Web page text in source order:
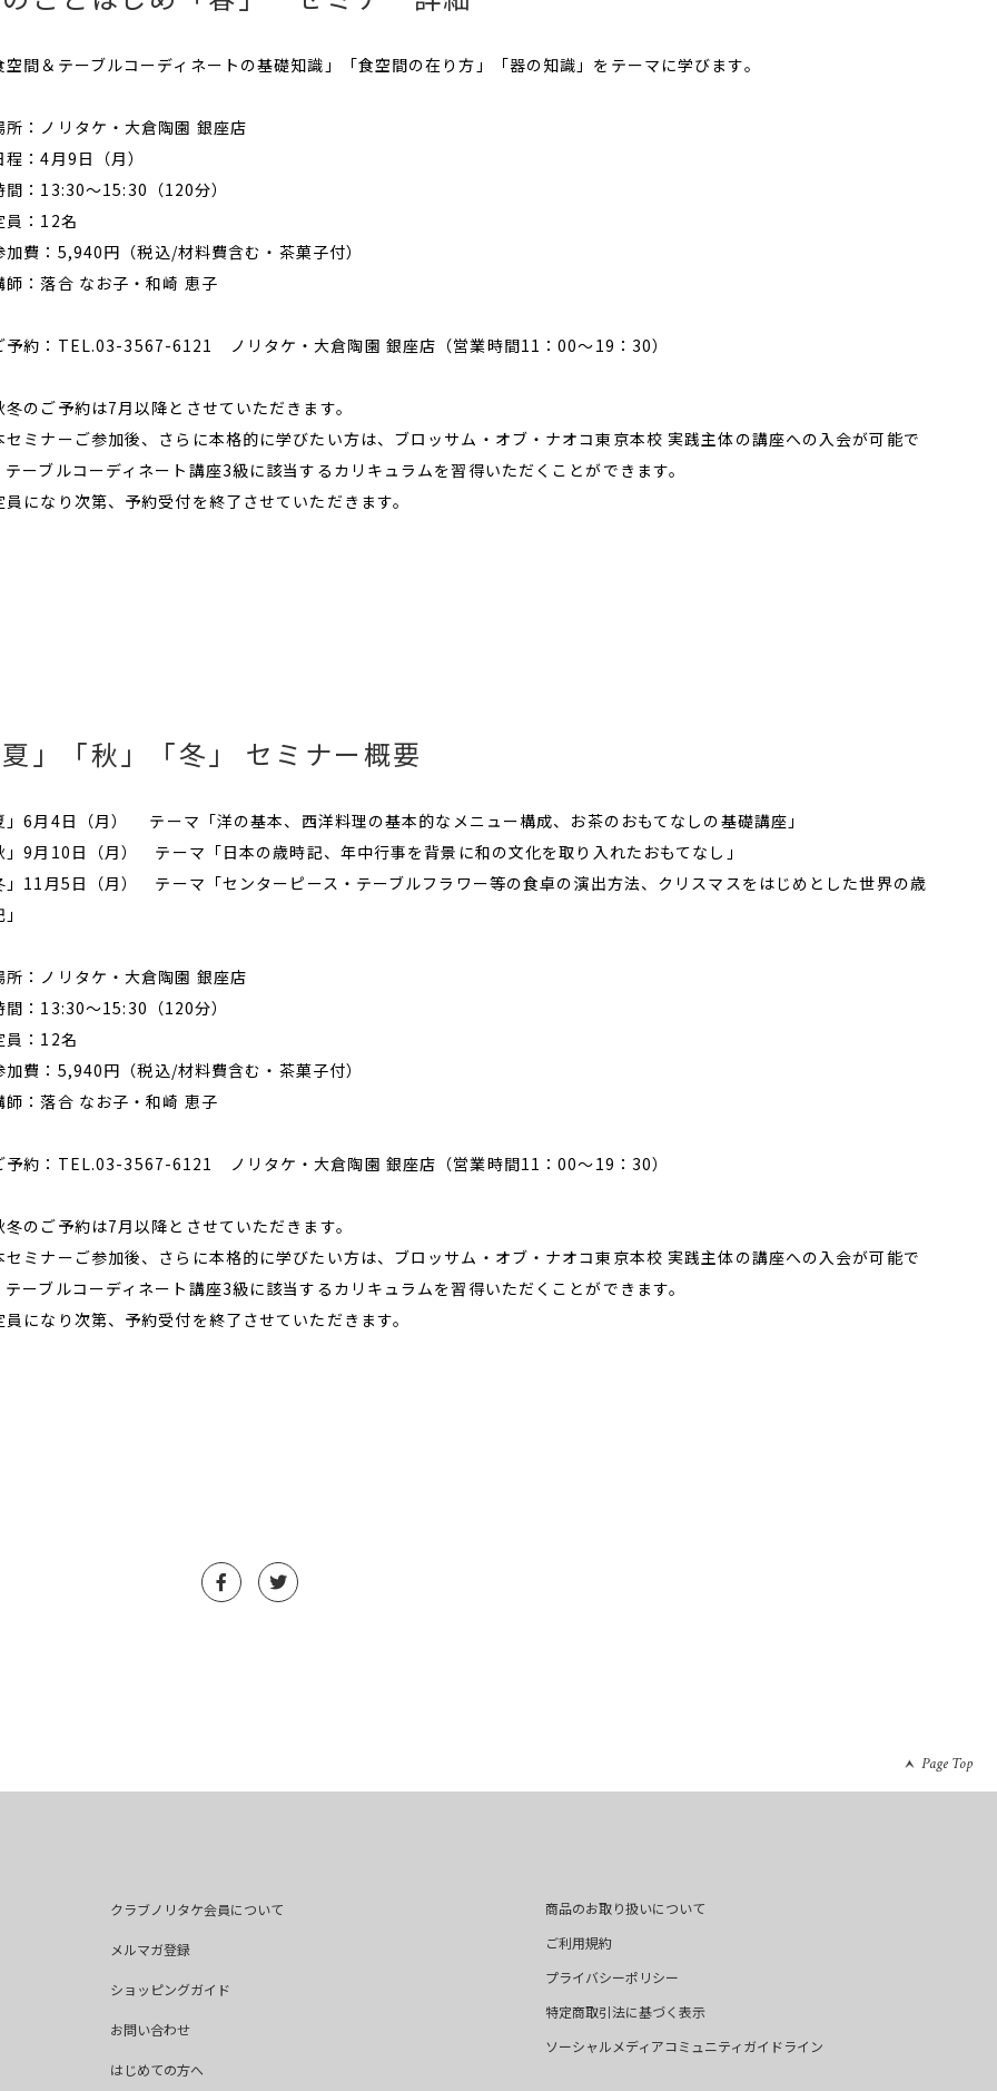
空間＆テーブルコーディネートの基礎知識」「食空間の在り方」「器の知識」をテーマに学びます。
：ノリタケ・大倉陶園 銀座店
：4月9日（月）
：13:30～15:30（120分）
：12名
費：5,940円（税込/材料費含む・茶菓子付）
：落合 なお子・和崎 恵子
約：TEL.03-3567-6121 ノリタケ・大倉陶園 銀座店（営業時間11：00～19：30）
のご予約は7月以降とさせていただきます。
ミナーご参加後、さらに本格的に学びたい方は、ブロッサム・オブ・ナオコ東京本校 実践主体の講座への入会が可能で
テーブルコーディネート講座3級に該当するカリキュラムを習得いただくことができます。
になり次第、予約受付を終了させていただきます。
夏」「秋」「冬」 セミナー概要
」6月4日（月） テーマ「洋の基本、西洋料理の基本的なメニュー構成、お茶のおもてなしの基礎講座」
」9月10日（月） テーマ「日本の歳時記、年中行事を背景に和の文化を取り入れたおもてなし」
」11月5日（月） テーマ「センターピース・テーブルフラワー等の食卓の演出方法、クリスマスをはじめとした世界の歳
：ノリタケ・大倉陶園 銀座店
：13:30～15:30（120分）
：12名
費：5,940円（税込/材料費含む・茶菓子付）
：落合 なお子・和崎 恵子
約：TEL.03-3567-6121 ノリタケ・大倉陶園 銀座店（営業時間11：00～19：30）
のご予約は7月以降とさせていただきます。
ミナーご参加後、さらに本格的に学びたい方は、ブロッサム・オブ・ナオコ東京本校 実践主体の講座への入会が可能で
テーブルコーディネート講座3級に該当するカリキュラムを習得いただくことができます。
になり次第、予約受付を終了させていただきます。
Page Top
クラブノリタケ会員について
メルマガ登録
ショッピングガイド
お問い合わせ
はじめての方へ
商品のお取り扱いについて
ご利用規約
プライバシーポリシー
特定商取引法に基づく表示
ソーシャルメディアコミュニティガイドライン